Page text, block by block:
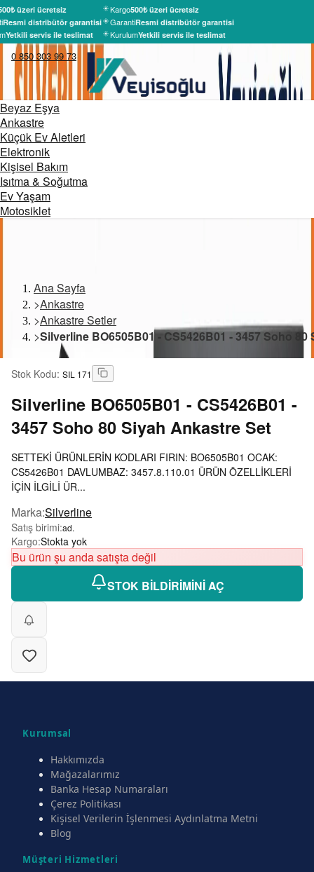
üzeri ücretsiz
Resmi distribütör garantisi
Yetkili servis ile teslimat
Kargo500₺ üzeri ücretsiz
GarantiResmi distribütör garantisi
KurulumYetkili servis ile teslimat
0 850 303 99 73
Beyaz Eşya
Ankastre
Küçük Ev Aletleri
Elektronik
Kişisel Bakım
Isıtma & Soğutma
Ev Yaşam
Motosiklet
Ana Sayfa
>Ankastre
>Ankastre Setler
>Silverline BO6505B01 - CS5426B01 - 3457 Soho
Stok Kodu: SIL 171
Silverline BO6505B01 - CS5426B01 -
3457 Soho 80 Siyah Ankastre Set
SETTEKİ ÜRÜNLERİN KODLARI FIRIN: BO6505B01 OCAK:
CS5426B01 DAVLUMBAZ: 3457.8.110.01 ÜRÜN ÖZELLİKLERİ
İÇİN İLGİLİ ÜR...
Marka:Silverline
Satış birimi:ad.
Kargo:Stokta yok
Bu ürün şu anda satışta değil
STOK BİLDİRİMİNİ AÇ
Kurumsal
Hakkımızda
Mağazalarımız
Banka Hesap Numaraları
Çerez Politikası
Kişisel Verilerin İşlenmesi Aydınlatma Metni
Blog
Müşteri Hizmetleri